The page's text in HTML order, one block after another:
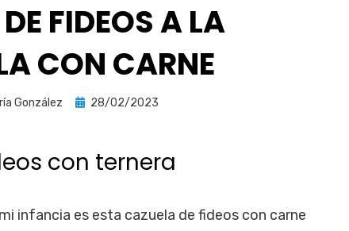
FIDEOS A LA
CON CARNE
González
Publicada
28/02/2023
con ternera
infancia es esta cazuela de fideos con carne